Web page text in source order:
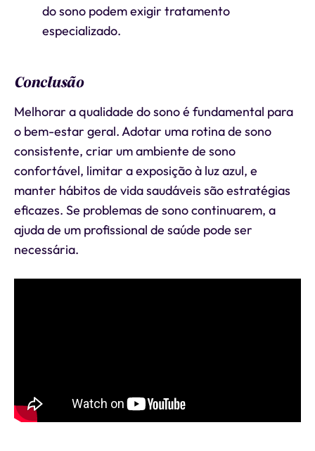
do sono podem exigir tratamento
especializado.
Conclusão
Melhorar a qualidade do sono é fundamental para
o bem-estar geral. Adotar uma rotina de sono
consistente, criar um ambiente de sono
confortável, limitar a exposição à luz azul, e
manter hábitos de vida saudáveis são estratégias
eficazes. Se problemas de sono continuarem, a
ajuda de um profissional de saúde pode ser
necessária.